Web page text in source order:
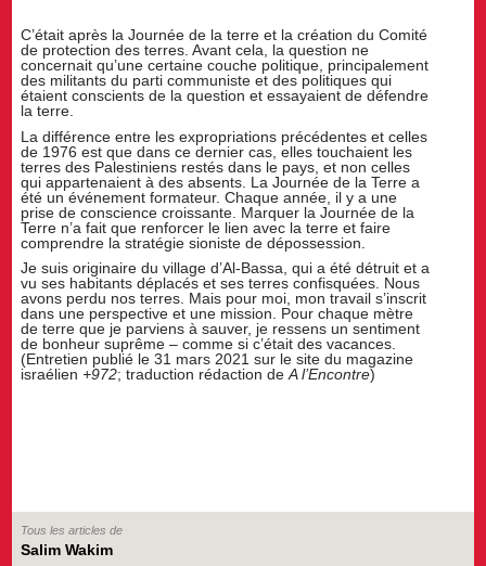
C’était après la Journée de la terre et la création du Comité
de protection des terres. Avant cela, la question ne
concernait qu’une certaine couche politique, principalement
des militants du parti communiste et des politiques qui
étaient conscients de la question et essayaient de défendre
la terre.
La différence entre les expropriations précédentes et celles
de 1976 est que dans ce dernier cas, elles touchaient les
terres des Palestiniens restés dans le pays, et non celles
qui appartenaient à des absents. La Journée de la Terre a
été un événement formateur. Chaque année, il y a une
prise de conscience croissante. Marquer la Journée de la
Terre n’a fait que renforcer le lien avec la terre et faire
comprendre la stratégie sioniste de dépossession.
Je suis originaire du village d’Al-Bassa, qui a été détruit et a
vu ses habitants déplacés et ses terres confisquées. Nous
avons perdu nos terres. Mais pour moi, mon travail s’inscrit
dans une perspective et une mission. Pour chaque mètre
de terre que je parviens à sauver, je ressens un sentiment
de bonheur suprême – comme si c’était des vacances.
(Entretien publié le 31 mars 2021 sur le site du magazine
israélien+972; traduction rédaction deA l’Encontre)
Tous les articles de
Salim Wakim